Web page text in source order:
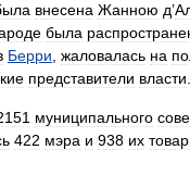
внесена Жанною д’
была
Берри, жаловалась на
представители власти.
муниципального
422 мэра и 938 их